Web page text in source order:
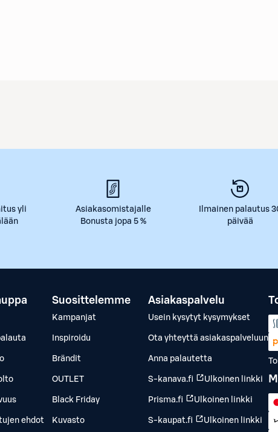
yli
Asiakasomistajalle
Bonusta jopa 5 %
Ilmainen palautus
päivää
ehdot
Suosittelemme
Kampanjat
Inspiroidu
Brändit
OUTLET
Black Friday
Kuvasto
Asiakaspalvelu
Usein kysytyt kysymykset
Ota yhteyttä asiakaspalveluun
Anna palautetta
S-kanava.fi Ulkoinen linkki
Prisma.fi Ulkoinen linkki
S-kaupat.fi Ulkoinen linkki